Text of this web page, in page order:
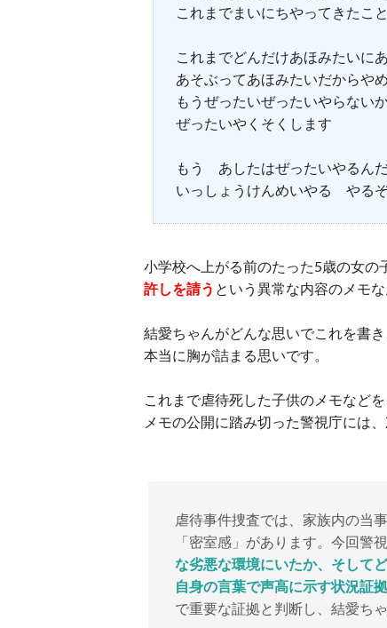
これまでまいにちやってきたこ
これまでどんだけあほみたいに
あそぶってあほみたいだからや
もうぜったいぜったいやらない
ぜったいやくそくします
もう あしたはぜったいやるん
いっしょうけんめいやる やる
小学校へ上がる前のたった5歳の女の
許しを請う という異常な内容のメモな
結愛ちゃんがどんな思いでこれを書
本当に胸が詰まる思いです。
これまで虐待死した子供のメモなど
メモの公開に踏み切った警視庁には
虐待事件捜査では、家族内の当
「密室感」があります。今回警
な劣悪な環境にいたか、そして
自身の言葉で声高に示す状況証拠
で重要な証拠と判断し、結愛ち